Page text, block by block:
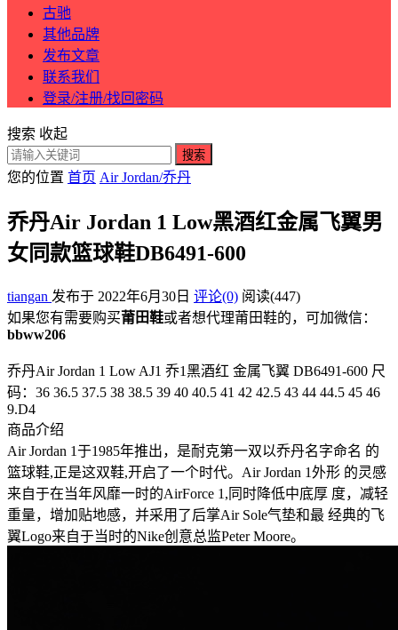
古驰
其他品牌
发布文章
联系我们
登录/注册/找回密码
搜索 收起
搜索
您的位置 首页 Air Jordan/乔丹
乔丹Air Jordan 1 Low黑酒红金属飞翼男
女同款篮球鞋DB6491-600
tiangan 发布于 2022年6月30日 评论(0) 阅读(447)
如果您有需要购买莆田鞋或者想代理莆田鞋的，可加微信：
bbww206
乔丹Air Jordan 1 Low AJ1 乔1黑酒红 金属飞翼 DB6491-600 尺
码：36 36.5 37.5 38 38.5 39 40 40.5 41 42 42.5 43 44 44.5 45 46
9.D4
商品介绍
Air Jordan 1于1985年推出，是耐克第一双以乔丹名字命名 的
篮球鞋,正是这双鞋,开启了一个时代。Air Jordan 1外形 的灵感
来自于在当年风靡一时的AirForce 1,同时降低中底厚 度，减轻
重量，增加贴地感，并采用了后掌Air Sole气垫和最 经典的飞
翼Logo来自于当时的Nike创意总监Peter Moore。